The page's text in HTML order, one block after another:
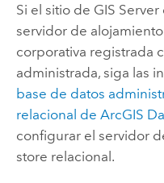
Si el sitio de GIS Server
servidor de
corporativa registrada
administrada, siga las
base de datos
relacional de ArcGIS
configurar el servidor
store relacional.